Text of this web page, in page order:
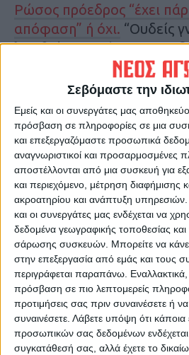
Σεβόμαστε την
Εμείς και οι συνεργάτες μας
πρόσβαση σε πληροφορίες σε μια
και επεξεργαζόμαστε προσωπικά
αναγνωριστικοί και προσαρμοσμένες
αποστέλλονται από μια συσκευή για
και περιεχόμενο, μέτρηση διαφήμισης
ακροατηρίου και ανάπτυξη υπηρεσιών.
και οι συνεργάτες μας ενδέχεται να
δεδομένα γεωγραφικής τοποθεσίας
σάρωσης συσκευών. Μπορείτε να
στην επεξεργασία από εμάς και τους
περιγράφεται παραπάνω.
πρόσβαση σε πιο λεπτομερείς
προτιμήσεις σας πριν συναινέσετε ή
συναινέσετε. Λάβετε υπόψη ότι κάποια
προσωπικών σας δεδομένων ενδέχεται
συγκατάθεσή σας, αλλά έχετε το
Ρώσος πρόεδρος “έχει
απόφαση” ή όχι. “Ουδείς
ληφθεί μια απόφαση για
επιβεβαίωσε στο AFP
Επικοινωνία
άλλη πλευρά
Ο υπουργός Εξωτερικών
ανακοίνωσε ότι θα έχει
επικοινωνία με τον Ρώσο
Σεργκέι Λαβρόφ σε μια
να αποτραπεί μια
εισβολή στην Ουκρανία.
“Συνεχίζουμε να βλέπουμε
ενδείξεις ρωσικής